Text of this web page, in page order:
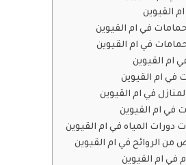
القيوين
في ام القيوين
في ام القيوين
ام القيوين
في ام القيوين
في ام القيوين
ام القيوين
المياه في ام القيوين
الروائح في ام القيوين
في ام القيوين